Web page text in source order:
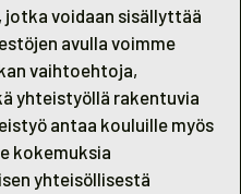
voidaan sisällyttää
avulla voimme
vaihtoehtoja,
yhteistyöllä rakentuvia
antaa kouluille myös
kokemuksia
yhteisöllisestä